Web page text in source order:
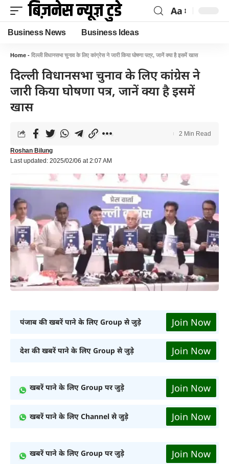
Aa
Business News Business Ideas
Home - दिल्ली विधानसभा चुनाव के लिए कांग्रेस ने जारी किया घोषणा पत्र, जानें क्या है इसमें खास
दिल्ली विधानसभा चुनाव के लिए कांग्रेस ने
जारी किया घोषणा पत्र, जानें क्या है इसमें
खास
Last updated: 2025/02/06 at 2:07 AM
Roshan Bilung
2 Min Read
पंजाब की खबरें पाने के लिए Group से जुड़े Join Now
देश की खबरें पाने के लिए Group से जुड़े Join Now
खबरें पाने के लिए Group पर जुड़े Join Now
खबरें पाने के लिए Channel से जुड़े Join Now
खबरें पाने के लिए Group पर जुड़े Join Now